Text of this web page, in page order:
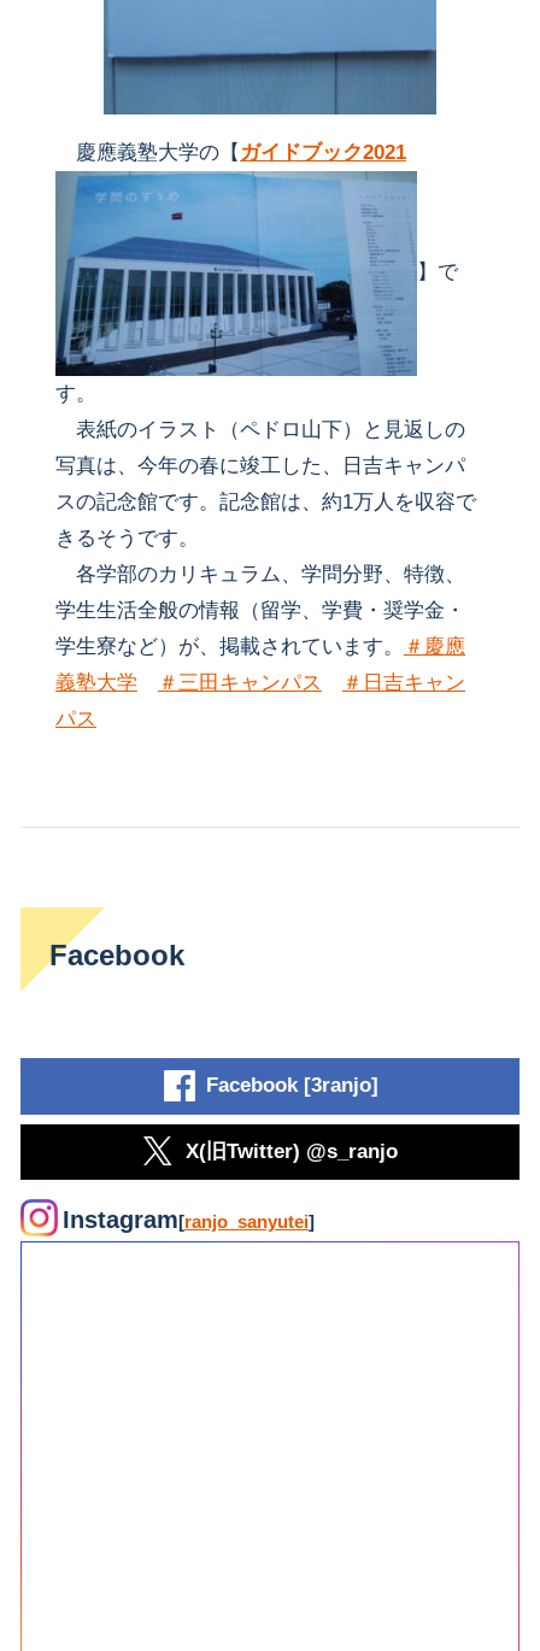
慶應義塾大学の【 ガイドブック2021
】で
す。
表紙のイラスト（ペドロ山下）と見返しの
写真は、今年の春に竣工した、日吉キャンパ
スの記念館です。記念館は、約1万人を収容で
きるそうです。
各学部のカリキュラム、学問分野、特徴、
学生生活全般の情報（留学、学費・奨学金・
学生寮など）が、掲載されています。
＃慶應
義塾大学
＃三田キャンパス
＃日吉キャン
パス
Facebook
Facebook [3ranjo]
X(旧Twitter) @s_ranjo
Instagram[ranjo_sanyutei]